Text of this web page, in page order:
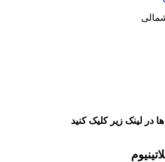
در لینک زیر کلیک کنید